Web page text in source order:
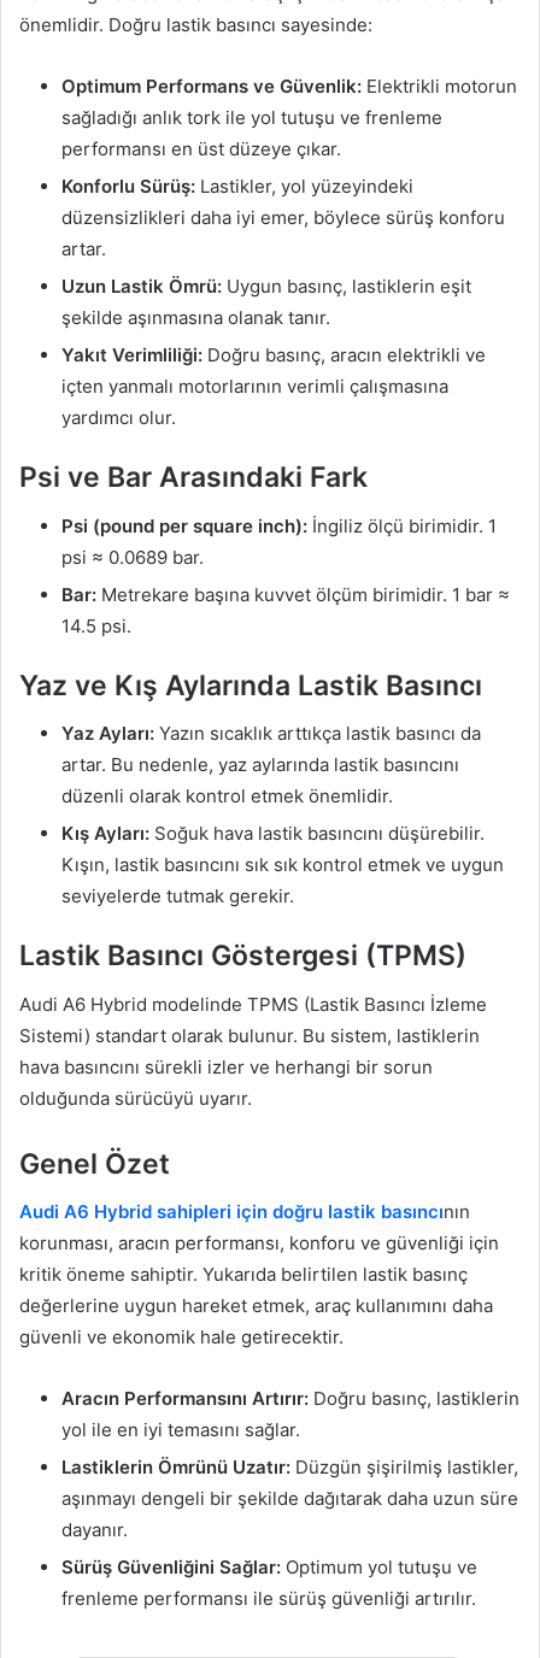
önemlidir. Doğru lastik basıncı sayesinde:
Optimum Performans ve Güvenlik: Elektrikli motorun
sağladığı anlık tork ile yol tutuşu ve frenleme
performansı en üst düzeye çıkar.
Konforlu Sürüş: Lastikler, yol yüzeyindeki
düzensizlikleri daha iyi emer, böylece sürüş konforu
artar.
Uzun Lastik Ömrü: Uygun basınç, lastiklerin eşit
şekilde aşınmasına olanak tanır.
Yakıt Verimliliği: Doğru basınç, aracın elektrikli ve
içten yanmalı motorlarının verimli çalışmasına
yardımcı olur.
Psi ve Bar Arasındaki Fark
Psi (pound per square inch): İngiliz ölçü birimidir. 1
psi ≈ 0.0689 bar.
Bar: Metrekare başına kuvvet ölçüm birimidir. 1 bar ≈
14.5 psi.
Yaz ve Kış Aylarında Lastik Basıncı
Yaz Ayları: Yazın sıcaklık arttıkça lastik basıncı da
artar. Bu nedenle, yaz aylarında lastik basıncını
düzenli olarak kontrol etmek önemlidir.
Kış Ayları: Soğuk hava lastik basıncını düşürebilir.
Kışın, lastik basıncını sık sık kontrol etmek ve uygun
seviyelerde tutmak gerekir.
Lastik Basıncı Göstergesi (TPMS)
Audi A6 Hybrid modelinde TPMS (Lastik Basıncı İzleme
Sistemi) standart olarak bulunur. Bu sistem, lastiklerin
hava basıncını sürekli izler ve herhangi bir sorun
olduğunda sürücüyü uyarır.
Genel Özet
Audi A6 Hybrid sahipleri için doğru lastik basıncının
korunması, aracın performansı, konforu ve güvenliği için
kritik öneme sahiptir. Yukarıda belirtilen lastik basınç
değerlerine uygun hareket etmek, araç kullanımını daha
güvenli ve ekonomik hale getirecektir.
Aracın Performansını Artırır: Doğru basınç, lastiklerin
yol ile en iyi temasını sağlar.
Lastiklerin Ömrünü Uzatır: Düzgün şişirilmiş lastikler,
aşınmayı dengeli bir şekilde dağıtarak daha uzun süre
dayanır.
Sürüş Güvenliğini Sağlar: Optimum yol tutuşu ve
frenleme performansı ile sürüş güvenliği artırılır.